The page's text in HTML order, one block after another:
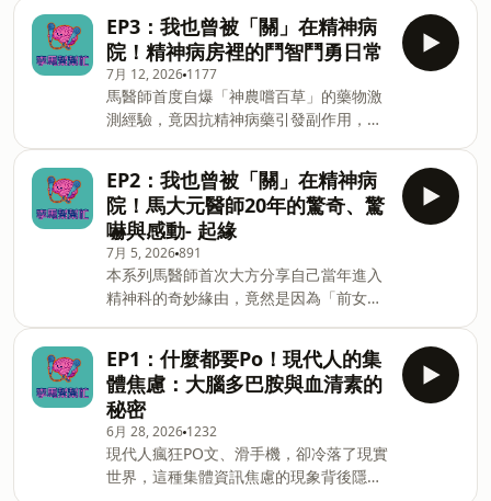
曾被揍斷眼鏡的精神科日常、利用強力磁
鐵、鋁箔包插座導電「鑽木取火」並策劃
集體暴動的荒謬日常。大霈與馬醫師感性
呼籲，大眾應放下對精神疾病的成見，理
解他們只是大腦生病，需要更多專業協助
與關懷。 -- Hosting provided by
SoundOn
EP3：我也曾被「關」在精神病
院！精神病房裡的鬥智鬥勇日常
7月 12, 2026 1177
馬醫師首度自爆「神農嚐百草」的藥物激
測經驗，竟因抗精神病藥引發副作用，讓
目更深度剖析為了逃兵、詐保的「裝
病」，與潛意識渴望被愛、甚至甘願挨刀
的「佯病」有何不同？精神科醫師化身福
爾摩斯，馬醫師被關的日子，持續放送！
-- Hosting provided by SoundOn
EP2：我也曾被「關」在精神病
院！馬大元醫師20年的驚奇、驚
嚇與感動- 起緣
7月 5, 2026891
本系列馬醫師首次大方分享自己當年進入
精神科的奇妙緣由，竟然是因為「前女
精神病房、被病患圍繞的「活屍」震撼教
育，到後來經歷高壓的專科醫師口試，馬
醫師將帶大家揭開精神科的的神祕面紗。
馬醫師也將感性分享，這份被形容為「每
天聽故事」的工作，如何豐富了他的人生
深度，並轉化為實用的心理學。 --
Hosting provided by SoundOn
EP1：什麼都要Po！現代人的集
體焦慮：大腦多巴胺與血清素的
秘密
6月 28, 2026 1232
現代人瘋狂PO文、滑手機，卻冷落了現實
世界，這種集體資訊焦慮的現象背後隱藏